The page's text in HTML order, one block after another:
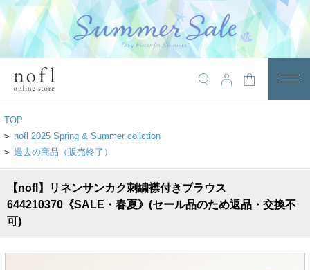
￥10,800税込以上で送料無料
トップス
ワンピース
TOP
> nofl 2025 Spring & Summer collction
> 過去の商品（販売終了）
【nofl】リネンサンカク刺繍襟付きブラウス
644210370《SALE・春夏》(セール品のため返品・交換不
可)